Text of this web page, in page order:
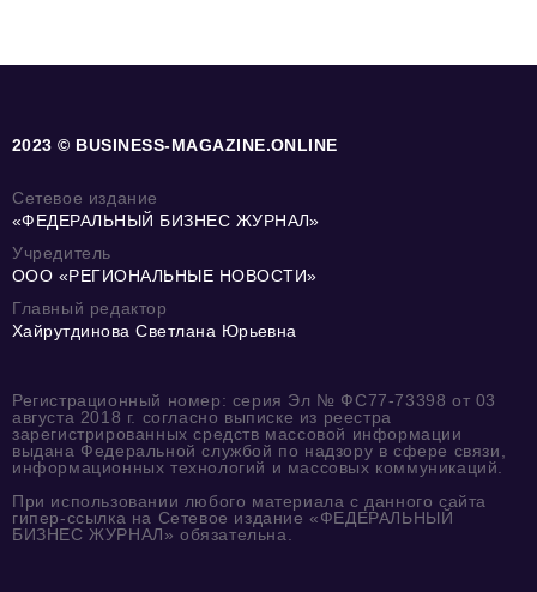
2023 © BUSINESS-MAGAZINE.ONLINE
Сетевое издание
«ФЕДЕРАЛЬНЫЙ БИЗНЕС ЖУРНАЛ»
Учредитель
ООО «РЕГИОНАЛЬНЫЕ НОВОСТИ»
Главный редактор
Хайрутдинова Светлана Юрьевна
Регистрационный номер: серия Эл № ФС77-73398 от 03
августа 2018 г. согласно выписке из реестра
зарегистрированных средств массовой информации
выдана Федеральной службой по надзору в сфере связи,
информационных технологий и массовых коммуникаций.
При использовании любого материала с данного сайта
гипер-ссылка на Сетевое издание «ФЕДЕРАЛЬНЫЙ
БИЗНЕС ЖУРНАЛ» обязательна.